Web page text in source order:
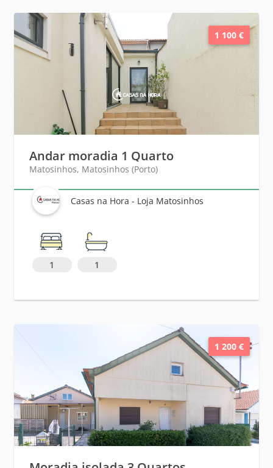
1 100 €
Andar moradia 1 Quarto
Matosinhos, Matosinhos (Porto)
Casas na Hora - Loja Matosinhos
1 1
1 200 €